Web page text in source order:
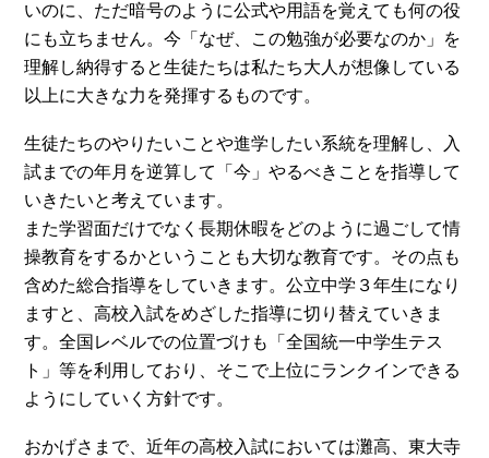
いのに、ただ暗号のように公式や用語を覚えても何の役
にも立ちません。今「なぜ、この勉強が必要なのか」を
理解し納得すると生徒たちは私たち大人が想像している
以上に大きな力を発揮するものです。
生徒たちのやりたいことや進学したい系統を理解し、入
試までの年月を逆算して「今」やるべきことを指導して
いきたいと考えています。
また学習面だけでなく長期休暇をどのように過ごして情
操教育をするかということも大切な教育です。その点も
含めた総合指導をしていきます。公立中学３年生になり
ますと、高校入試をめざした指導に切り替えていきま
す。全国レベルでの位置づけも「全国統一中学生テス
ト」等を利用しており、そこで上位にランクインできる
ようにしていく方針です。
おかげさまで、近年の高校入試においては灘高、東大寺